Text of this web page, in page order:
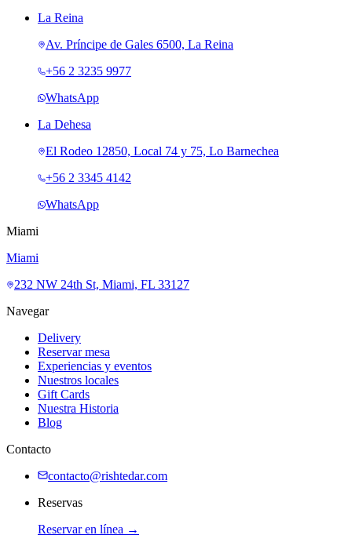
La Reina
Av. Príncipe de Gales 6500, La Reina
+56 2 3235 9977
WhatsApp
La Dehesa
El Rodeo 12850, Local 74 y 75, Lo Barnechea
+56 2 3345 4142
WhatsApp
Miami
Miami
232 NW 24th St, Miami, FL 33127
Navegar
Delivery
Reservar mesa
Experiencias y eventos
Nuestros locales
Gift Cards
Nuestra Historia
Blog
Contacto
contacto@rishtedar.com
Reservas
Reservar en línea →